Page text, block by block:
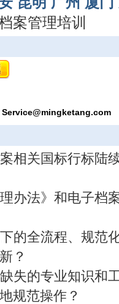
案管理培训
Service@mingketang.com
相关国标行标陆
办法》和电子档
的全流程、规范
？
失的专业知识和
规范操作？